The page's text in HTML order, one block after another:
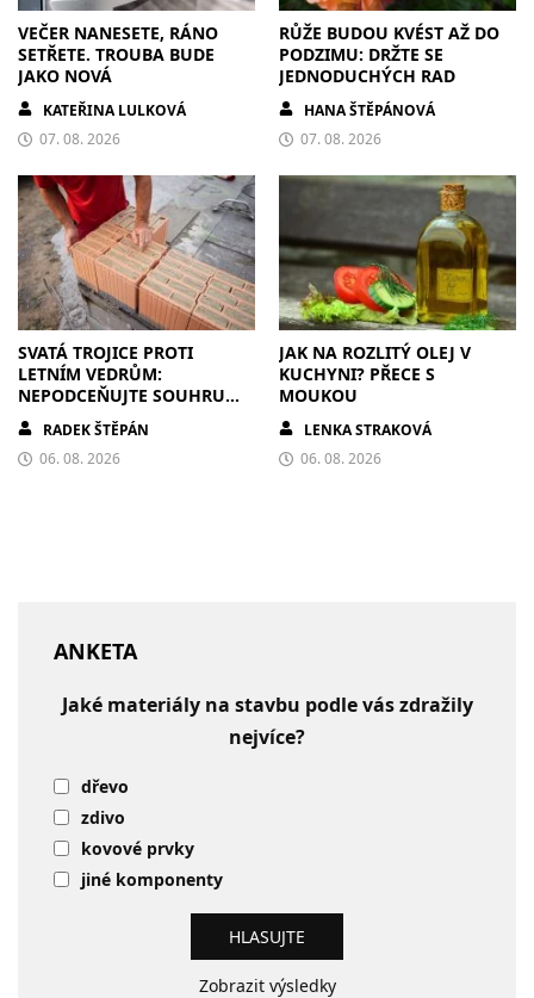
VEČER NANESETE, RÁNO
SETŘETE. TROUBA BUDE
JAKO NOVÁ
KATEŘINA LULKOVÁ
07. 08. 2026
RŮŽE BUDOU KVÉST AŽ DO
PODZIMU: DRŽTE SE
JEDNODUCHÝCH RAD
HANA ŠTĚPÁNOVÁ
07. 08. 2026
SVATÁ TROJICE PROTI
LETNÍM VEDRŮM:
NEPODCEŇUJTE SOUHRU
ZDIVA A STÍNĚNÍ
RADEK ŠTĚPÁN
06. 08. 2026
JAK NA ROZLITÝ OLEJ V
KUCHYNI? PŘECE S
MOUKOU
LENKA STRAKOVÁ
06. 08. 2026
ANKETA
Jaké materiály na stavbu podle vás zdražily
nejvíce?
dřevo
zdivo
kovové prvky
jiné komponenty
Zobrazit výsledky